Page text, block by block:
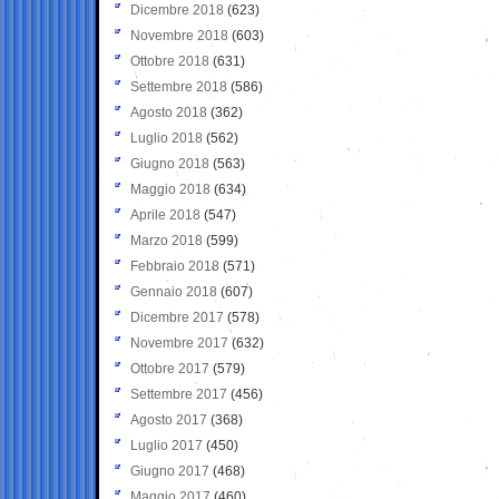
Dicembre 2018 (623)
Novembre 2018 (603)
Ottobre 2018 (631)
Settembre 2018 (586)
Agosto 2018 (362)
Luglio 2018 (562)
Giugno 2018 (563)
Maggio 2018 (634)
Aprile 2018 (547)
Marzo 2018 (599)
Febbraio 2018 (571)
Gennaio 2018 (607)
Dicembre 2017 (578)
Novembre 2017 (632)
Ottobre 2017 (579)
Settembre 2017 (456)
Agosto 2017 (368)
Luglio 2017 (450)
Giugno 2017 (468)